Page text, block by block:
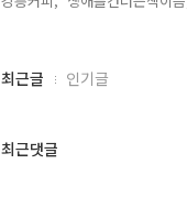
최
과
최근글 인기글
최근댓글